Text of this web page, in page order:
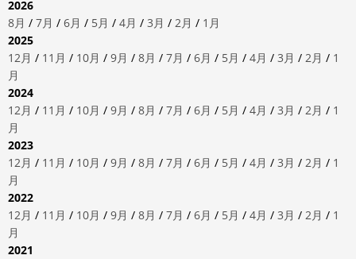
2026
8月 / 7月 / 6月 / 5月 / 4月 / 3月 / 2月 / 1月
2025
12月 / 11月 / 10月 / 9月 / 8月 / 7月 / 6月 / 5月 / 4月 / 3月 / 2月 / 1
月
2024
12月 / 11月 / 10月 / 9月 / 8月 / 7月 / 6月 / 5月 / 4月 / 3月 / 2月 / 1
月
2023
12月 / 11月 / 10月 / 9月 / 8月 / 7月 / 6月 / 5月 / 4月 / 3月 / 2月 / 1
月
2022
12月 / 11月 / 10月 / 9月 / 8月 / 7月 / 6月 / 5月 / 4月 / 3月 / 2月 / 1
月
2021